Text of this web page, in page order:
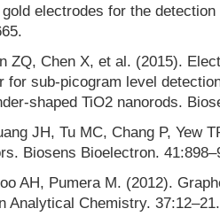
electrodes for the
ZQ, Chen X, et al. (2015).
for sub-picogram level
shaped TiO2 nanorods.
JH, Tu MC, Chang P, Yew
Biosens Bioelectron.
AH, Pumera M. (2012).
Analytical Chemistry. 37:12–21.